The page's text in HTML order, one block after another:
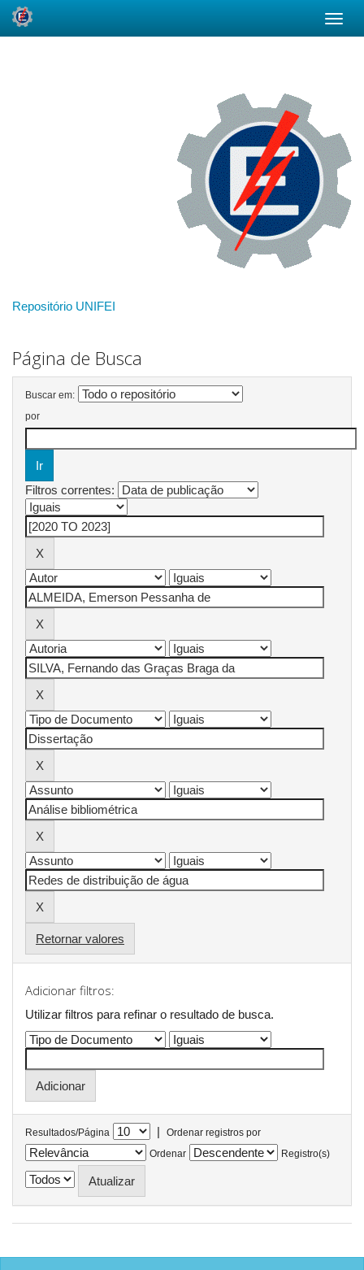
Repositório UNIFEI
Página de Busca
Buscar em:
por
Filtros correntes:
Retornar valores
Adicionar filtros:
Utilizar filtros para refinar o resultado de busca.
Resultados/Página |
Ordenar registros por
Ordenar
Registro(s)